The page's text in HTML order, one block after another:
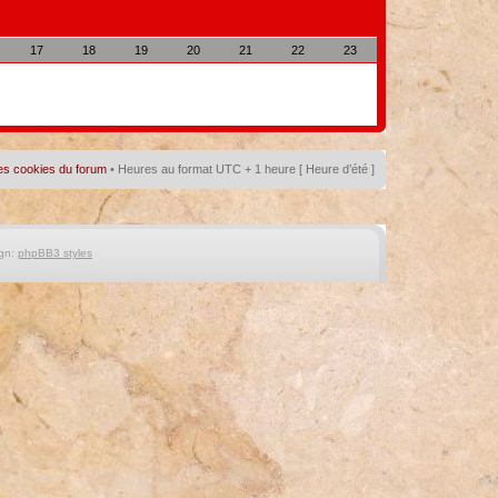
17 18 19 20 21 22 23
cookies du forum • Heures au format UTC + 1 heure [ Heure d’été ]
phpBB3 styles